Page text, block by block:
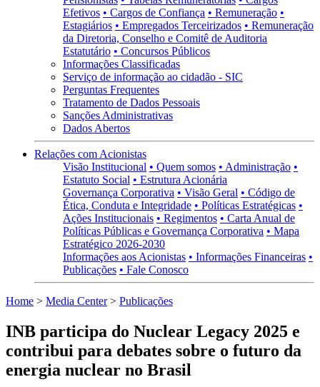
Efetivos • Cargos de Confiança • Remuneração •
Estagiários • Empregados Terceirizados • Remuneração
da Diretoria, Conselho e Comitê de Auditoria
Estatutário • Concursos Públicos
Informações Classificadas
Serviço de informação ao cidadão - SIC
Perguntas Frequentes
Tratamento de Dados Pessoais
Sanções Administrativas
Dados Abertos
Relações com Acionistas
Visão Institucional • Quem somos • Administração •
Estatuto Social • Estrutura Acionária
Governança Corporativa • Visão Geral • Código de
Ética, Conduta e Integridade • Políticas Estratégicas •
Ações Institucionais • Regimentos • Carta Anual de
Políticas Públicas e Governança Corporativa • Mapa
Estratégico 2026-2030
Informações aos Acionistas • Informações Financeiras •
Publicações • Fale Conosco
Home > Media Center> Publicações
INB participa do Nuclear Legacy 2025 e
contribui para debates sobre o futuro da
energia nuclear no Brasil